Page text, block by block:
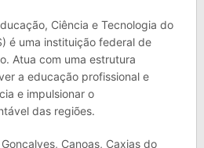
Ciência e Tecnologia do
é uma instituição federal de
Atua com uma estrutura
a educação profissional e
e impulsionar o
das regiões.
Canoas, Caxias do